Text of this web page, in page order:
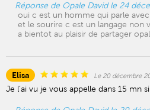
Réponse de Opale David le 24
oui c est un homme qui parle
et le sourire c est un langage non
a bientot au plaisir de partager
Elisa Le 20 décembre
Je l’ai vu je vous appelle dans 15 mn